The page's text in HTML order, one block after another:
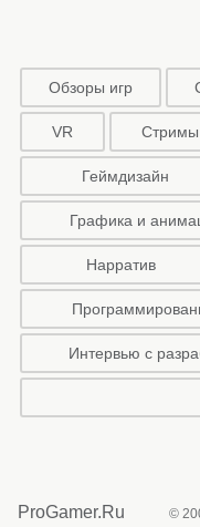
Обзоры игр
VR Стримы
Геймдизайн
Графика и
Нарратив
Интервью с
ProGamer.Ru ©